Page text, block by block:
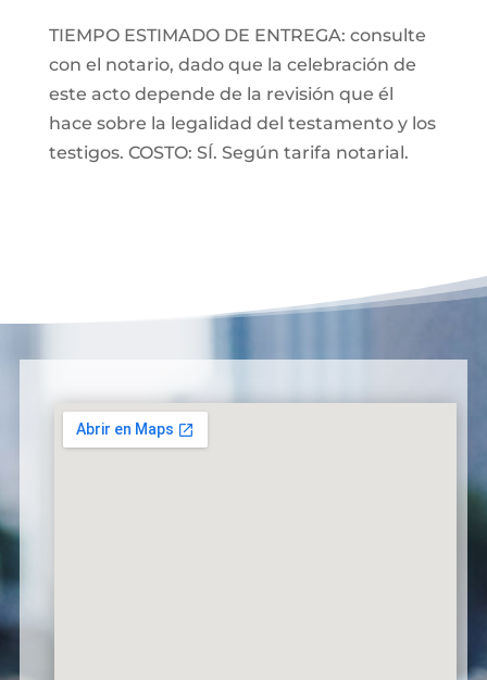
TIEMPO ESTIMADO DE ENTREGA: consulte
con el notario, dado que la celebración de
este acto depende de la revisión que él
hace sobre la legalidad del testamento y los
testigos. COSTO: SÍ. Según tarifa notarial.